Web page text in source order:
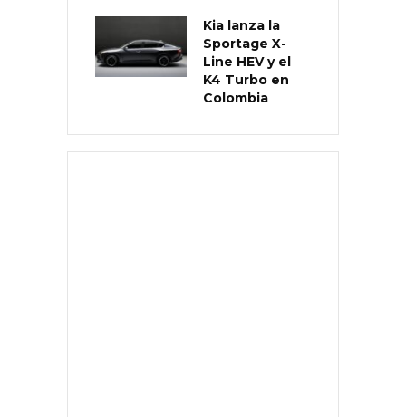
Kia lanza la
Sportage X-
Line HEV y el
K4 Turbo en
Colombia